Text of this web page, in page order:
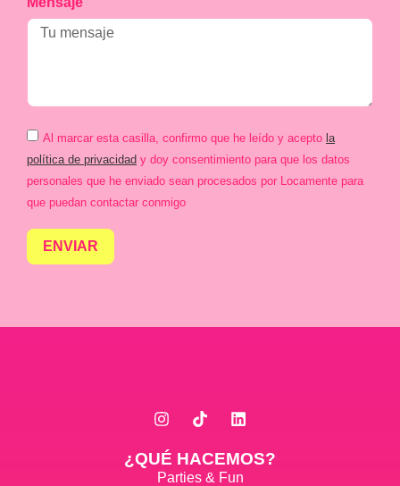
Al marcar esta casilla, confirmo que he leído y acepto la
política de privacidad y doy consentimiento para que los datos
personales que he enviado sean procesados por Locamente para
que puedan contactar conmigo
ENVIAR
¿QUÉ HACEMOS?
Parties & Fun